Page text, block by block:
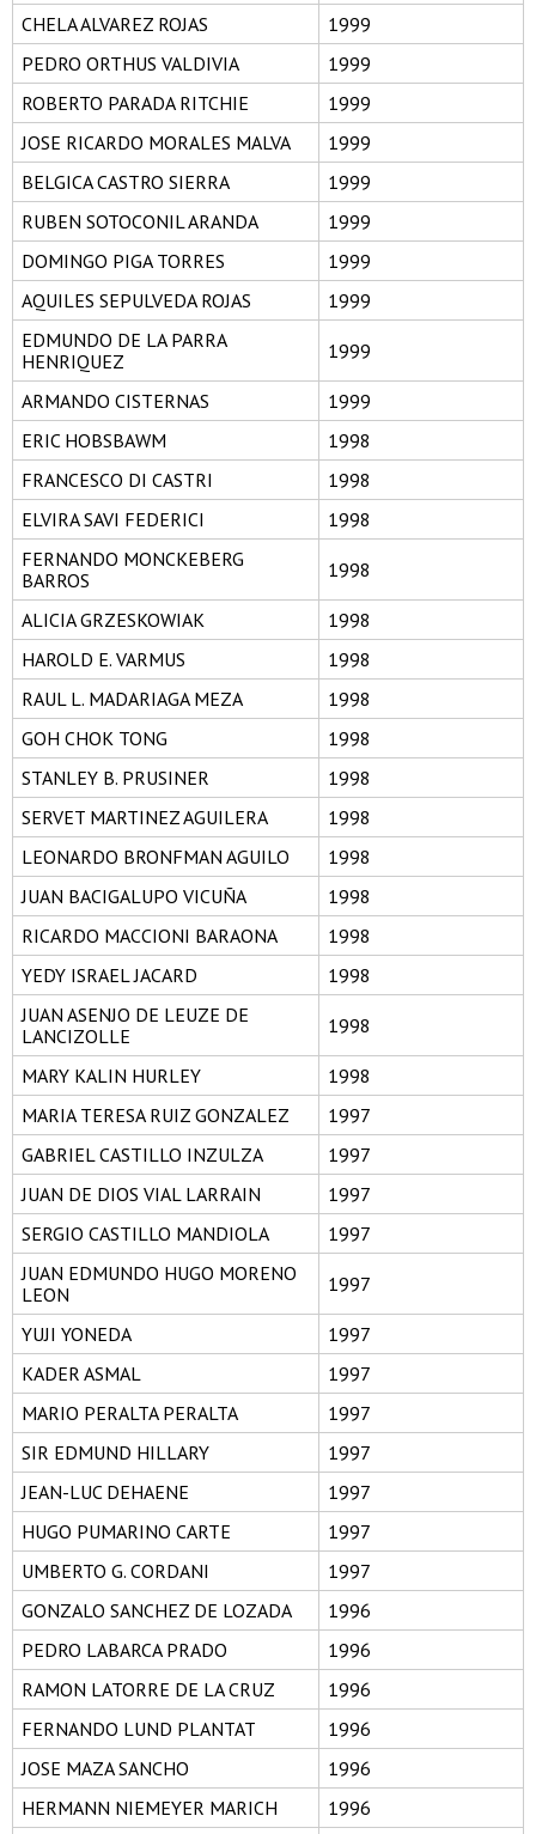
CHELA ALVAREZ ROJAS
1999
PEDRO ORTHUS VALDIVIA
1999
ROBERTO PARADA RITCHIE
1999
JOSE RICARDO MORALES MALVA
1999
BELGICA CASTRO SIERRA
1999
RUBEN SOTOCONIL ARANDA
1999
DOMINGO PIGA TORRES
1999
AQUILES SEPULVEDA ROJAS
1999
EDMUNDO DE LA PARRA
HENRIQUEZ
1999
ARMANDO CISTERNAS
1999
ERIC HOBSBAWM
1998
FRANCESCO DI CASTRI
1998
ELVIRA SAVI FEDERICI
1998
FERNANDO MONCKEBERG
BARROS
1998
ALICIA GRZESKOWIAK
1998
HAROLD E. VARMUS
1998
RAUL L. MADARIAGA MEZA
1998
GOH CHOK TONG
1998
STANLEY B. PRUSINER
1998
SERVET MARTINEZ AGUILERA
1998
LEONARDO BRONFMAN AGUILO
1998
JUAN BACIGALUPO VICUÑA
1998
RICARDO MACCIONI BARAONA
1998
YEDY ISRAEL JACARD
1998
JUAN ASENJO DE LEUZE DE
LANCIZOLLE
1998
MARY KALIN HURLEY
1998
MARIA TERESA RUIZ GONZALEZ
1997
GABRIEL CASTILLO INZULZA
1997
JUAN DE DIOS VIAL LARRAIN
1997
SERGIO CASTILLO MANDIOLA
1997
JUAN EDMUNDO HUGO MORENO
LEON
1997
YUJI YONEDA
1997
KADER ASMAL
1997
MARIO PERALTA PERALTA
1997
SIR EDMUND HILLARY
1997
JEAN-LUC DEHAENE
1997
HUGO PUMARINO CARTE
1997
UMBERTO G. CORDANI
1997
GONZALO SANCHEZ DE LOZADA
1996
PEDRO LABARCA PRADO
1996
RAMON LATORRE DE LA CRUZ
1996
FERNANDO LUND PLANTAT
1996
JOSE MAZA SANCHO
1996
HERMANN NIEMEYER MARICH
1996